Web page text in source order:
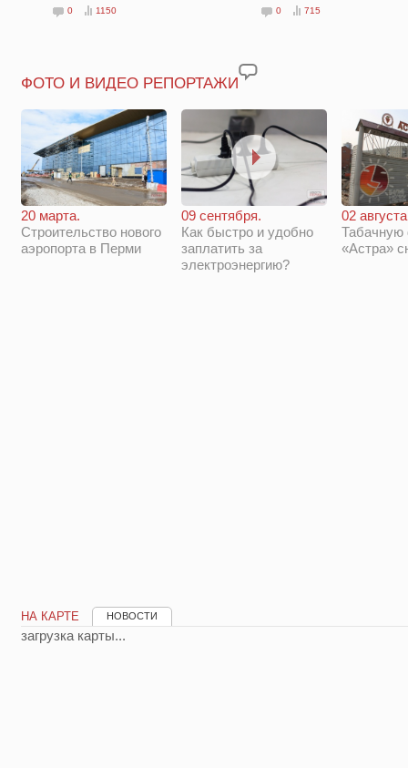
0 1150 0 715
ФОТО И ВИДЕО РЕПОРТАЖИ
20 марта.
Строительство нового
аэропорта в Перми
09 сентября.
Как быстро и удобно
заплатить за
электроэнергию?
02
Табачную
«Астра»
НА КАРТЕ НОВОСТИ
загрузка карты...